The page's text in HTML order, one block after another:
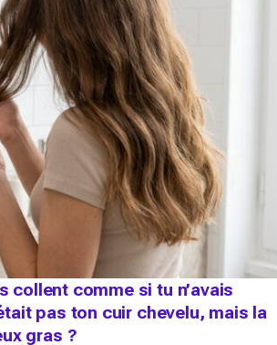
collent comme si tu n’avais
pas ton cuir chevelu, mais la
gras ?